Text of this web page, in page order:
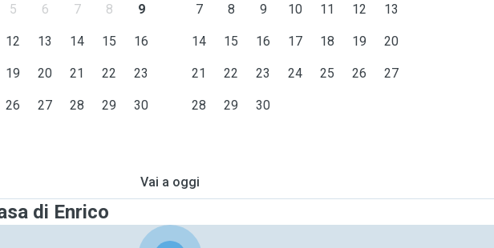
5 6 7 8 9
12 13 14 15 16
19 20 21 22 23
26 27 28 29 30
7 8 9 10 11 12 13
14 15 16 17 18 19 20
21 22 23 24 25 26 27
28 29 30
Vai a oggi
di Enrico